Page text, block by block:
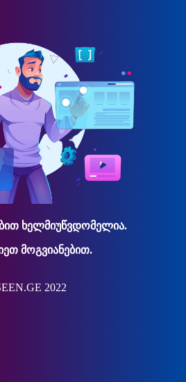
ხელმიუწვდომელია.
მოგვიანებით.
2022